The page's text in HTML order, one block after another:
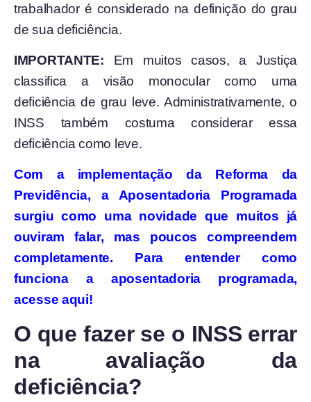
trabalhador é considerado na definição do grau
de sua deficiência.
IMPORTANTE: Em muitos casos, a Justiça
classifica a visão monocular como uma
deficiência de grau leve. Administrativamente, o
INSS também costuma considerar essa
deficiência como leve.
Com a implementação da Reforma da
Previdência, a Aposentadoria Programada
surgiu como uma novidade que muitos já
ouviram falar, mas poucos compreendem
completamente. Para entender como
funciona a aposentadoria programada,
acesse aqui!
O que fazer se o INSS errar
na avaliação da
deficiência?